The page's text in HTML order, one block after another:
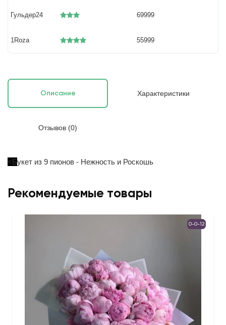
Гульдер24 69999
1Roza 55999
Описание Характеристики
Отзывов (0)
<Букет из 9 пионов - Нежность и Роскошь
Рекомендуемые товары
0-0-12